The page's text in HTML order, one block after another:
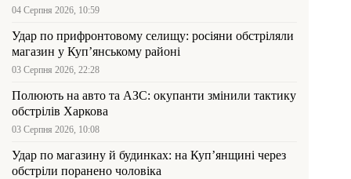
04 Серпня 2026, 10:59
Удар по прифронтовому селищу: росіяни обстріляли
магазин у Куп’янському районі
03 Серпня 2026, 22:28
Полюють на авто та АЗС: окупанти змінили тактику
обстрілів Харкова
03 Серпня 2026, 10:08
Удар по магазину й будинках: на Куп’янщині через
обстріли поранено чоловіка